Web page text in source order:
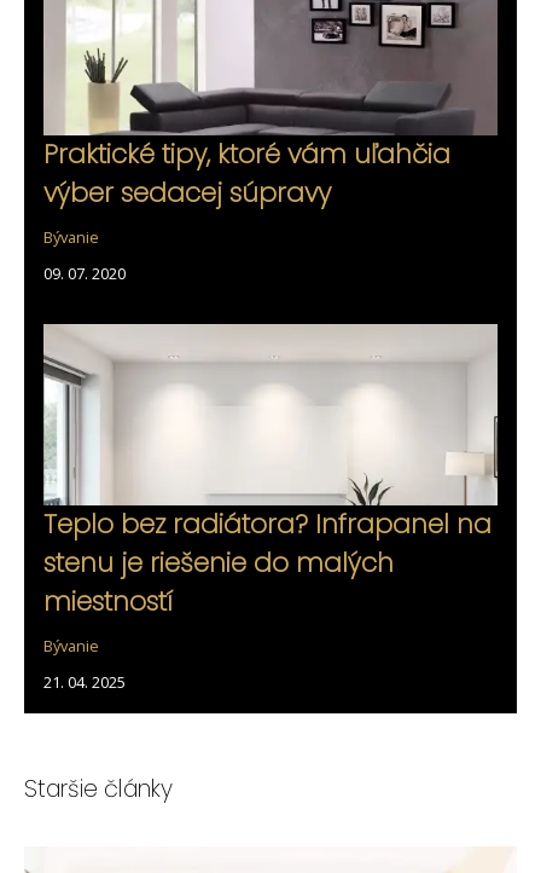
Praktické tipy, ktoré vám uľahčia
výber sedacej súpravy
Bývanie
09. 07. 2020
Teplo bez radiátora? Infrapanel na
stenu je riešenie do malých
miestností
Bývanie
21. 04. 2025
Staršie články